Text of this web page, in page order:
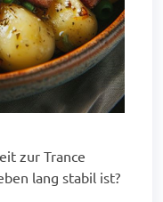
zur Trance
lang stabil ist?